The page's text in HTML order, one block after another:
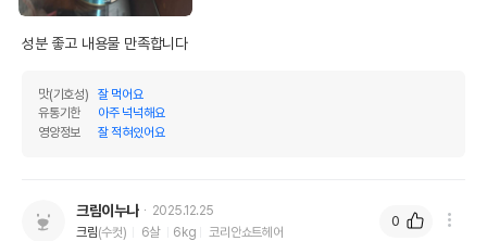
성분 좋고 내용물 만족합니다
맛(기호성)
잘 먹어요
유통기한
아주 넉넉해요
영양정보
잘 적혀있어요
크림이누나
2025.12.25
크림(수컷) 6살 6kg 코리안쇼트헤어
0